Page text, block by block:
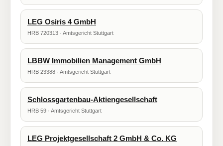
LEG Osiris 4 GmbH
HRB 720313 · Amtsgericht Stuttgart
LBBW Immobilien Management GmbH
HRB 23388 · Amtsgericht Stuttgart
Schlossgartenbau-Aktiengesellschaft
HRB 59 · Amtsgericht Stuttgart
LEG Projektgesellschaft 2 GmbH & Co. KG